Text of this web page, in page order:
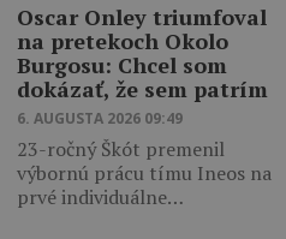
Oscar Onley triumfoval
na pretekoch Okolo
Burgosu: Chcel som
dokázať, že sem patrím
6. AUGUSTA 2026 09:49
23-ročný Škót premenil
výbornú prácu tímu Ineos na
prvé individuálne…